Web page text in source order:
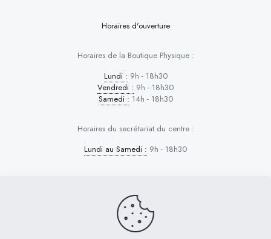
Horaires d'ouverture
Horaires de la Boutique Physique :
Lundi : 9h - 18h30
Vendredi : 9h - 18h30
Samedi : 14h - 18h30
Horaires du secrétariat du centre :
Lundi au Samedi : 9h - 18h30
Dog Control © 2026 | Tous droits réservés